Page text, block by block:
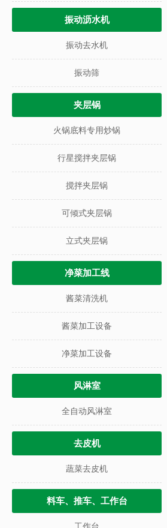
振动沥水机
振动去水机
振动筛
夹层锅
火锅底料专用炒锅
行星搅拌夹层锅
搅拌夹层锅
可倾式夹层锅
立式夹层锅
净菜加工线
酱菜清洗机
酱菜加工设备
净菜加工设备
风淋室
全自动风淋室
去皮机
蔬菜去皮机
料车、推车、工作台